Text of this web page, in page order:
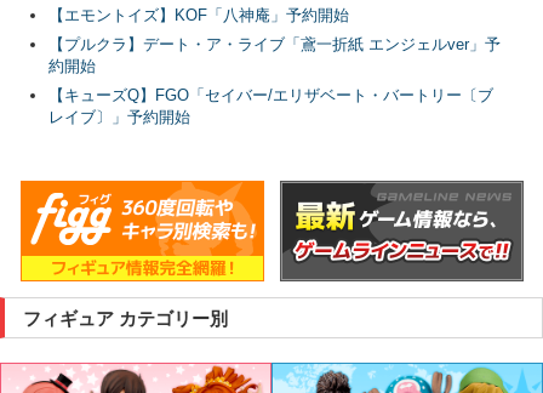
【エモントイズ】KOF「八神庵」予約開始
【プルクラ】デート・ア・ライブ「鳶一折紙 エンジェルver」予
約開始
【キューズQ】FGO「セイバー/エリザベート・バートリー〔ブ
レイブ〕」予約開始
フィギュア カテゴリー別